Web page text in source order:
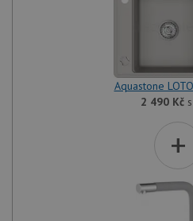
Aquastone
2 490 Kčs
+